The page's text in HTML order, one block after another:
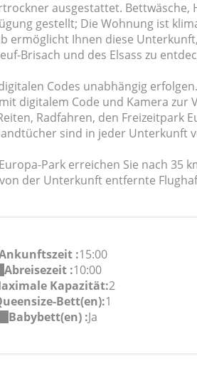
ausgestattet.
gestellt; Die Wohnung ist
ermöglicht Ihnen diese
Brisach und des Elsass zu
Codes unabhängig
digitalem Code und Kamera zur
Radfahren, den Freizeitpark
sind in jeder Unterkunft
Park erreichen Sie nach 35
der Unterkunft entfernte
:15:00
Abreisezeit :10:00
Kapazität:2
Bett(en):1
Babybett(en) :Ja